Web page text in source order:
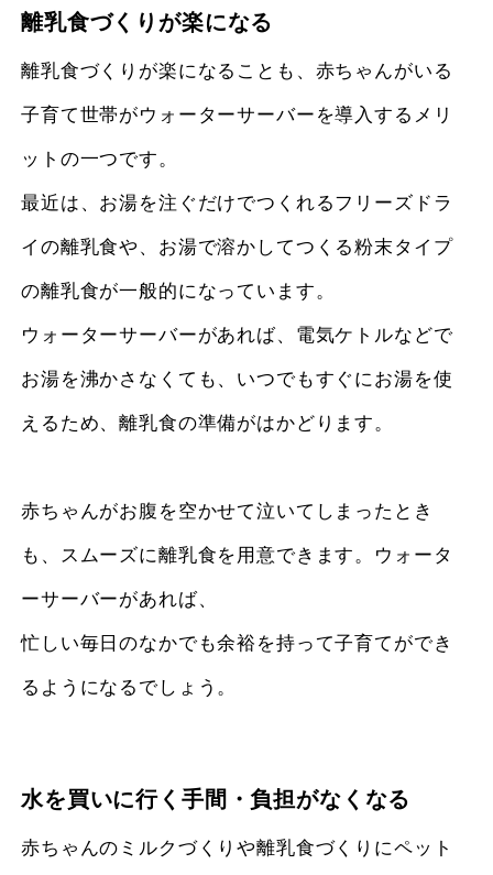
離乳食づくりが楽になる
離乳食づくりが楽になることも、赤ちゃんがいる
子育て世帯がウォーターサーバーを導入するメリ
ットの一つです。
最近は、お湯を注ぐだけでつくれるフリーズドラ
イの離乳食や、お湯で溶かしてつくる粉末タイプ
の離乳食が一般的になっています。
ウォーターサーバーがあれば、電気ケトルなどで
お湯を沸かさなくても、いつでもすぐにお湯を使
えるため、離乳食の準備がはかどります。
赤ちゃんがお腹を空かせて泣いてしまったとき
も、スムーズに離乳食を用意できます。ウォータ
ーサーバーがあれば、
忙しい毎日のなかでも余裕を持って子育てができ
るようになるでしょう。
水を買いに行く手間・負担がなくなる
赤ちゃんのミルクづくりや離乳食づくりにペット